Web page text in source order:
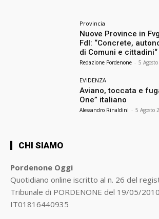
Provincia
Nuove Province in
FdI: “Concrete,
di Comuni e cittadini“
Redazione Pordenone - 5
EVIDENZA
Aviano, toccata e
One” italiano
Alessandro Rinaldini - 5 Agosto
CHI SIAMO
Pordenone Oggi
Quotidiano online iscritto al n. 26 del
Tribunale di PORDENONE del 19/05/
IT01816440935